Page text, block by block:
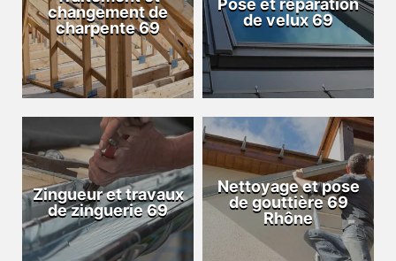
changement de
charpente 69
Pose et réparation
de velux 69
Zingueur et travaux
de zinguerie 69
Nettoyage et pose
de gouttière 69
Rhône